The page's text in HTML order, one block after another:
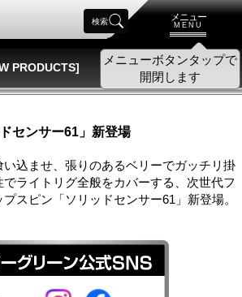
メニュー
MENU
メニューボタンタップで
開閉します
検索
PRODUCTS]
センサー61」新登場
い込ませ、張りのあるベリーでガッチリ掛
ライトリグ全般をカバーする、次世代フ
スピン「ソリッドセンサー61」新登場。